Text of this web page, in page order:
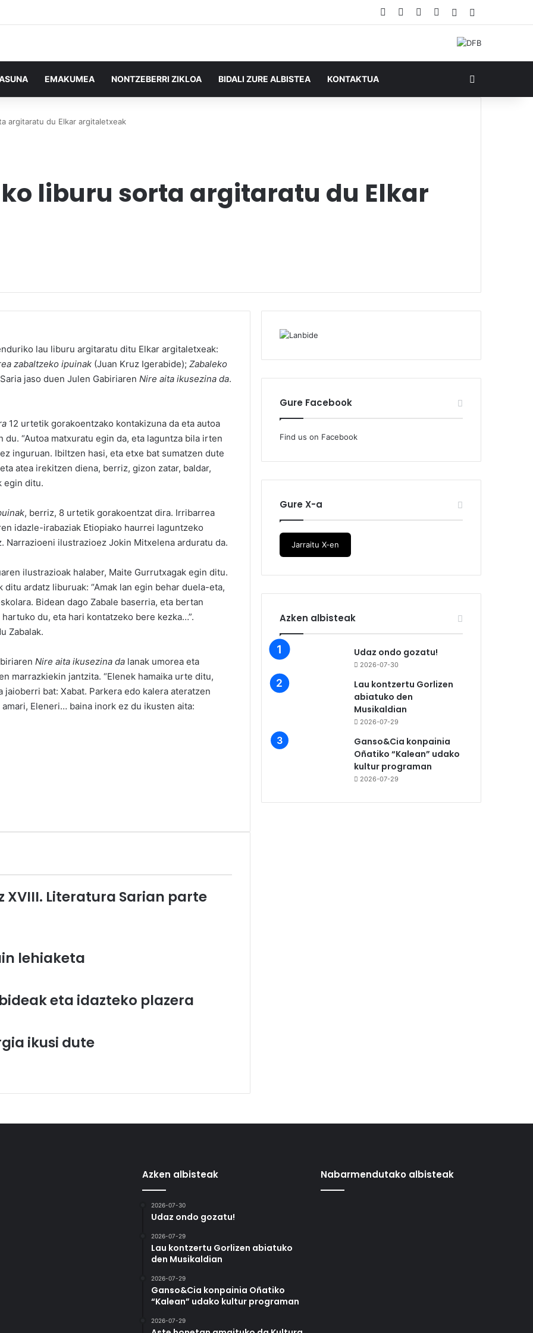
Facebook YouTube
RSS Ausazko
EMAKUMEA NONTZEBERRI ZIKLOA BIDALI ZURE ALBISTEA KONTAKTUA
argitaratu du Elkar argitaletxeak
liburu sorta argitaratu du Elkar
lau liburu argitaratu ditu Elkar argitaletxeak:
zabaltzeko ipuinak (Juan Kruz Igerabide); Zabaleko
jaso duen Julen Gabiriaren Nire aita ikusezina da.
12 urtetik gorakoentzako kontakizuna da eta autoa
“Autoa matxuratu egin da, eta laguntza bila irten
inguruan. Ibiltzen hasi, eta etxe bat sumatzen dute
atea irekitzen diena, berriz, gizon zatar, baldar,
egin ditu.
, berriz, 8 urtetik gorakoentzat dira. Irribarrea
idazle-irabaziak Etiopiako haurrei laguntzeko
Narrazioeni ilustrazioez Jokin Mitxelena arduratu da.
ilustrazioak halaber, Maite Gurrutxagak egin ditu.
ardatz liburuak: “Amak lan egin behar duela-eta,
Bidean dago Zabale baserria, eta bertan
du, eta hari kontatzeko bere kezka…”.
Zabalak.
Nire aita ikusezina da lanak umorea eta
marrazkiekin jantzita. “Elenek hamaika urte ditu,
bat: Xabat. Parkera edo kalera ateratzen
Eleneri… baina inork ez du ikusten aita:
Literatura Sarian parte
lehiaketa
eta idazteko plazera
ikusi dute
Gure Facebook
Find us on Facebook
Gure X-a
Jarraitu X-en
Azken albisteak
Udaz ondo gozatu!
2026-07-30
Lau kontzertu Gorlizen
abiatuko den
Musikaldian
2026-07-29
Ganso&Cia konpainia
Oñatiko “Kalean” udako
kultur programan
2026-07-29
Azken albisteak
2026-07-30
Udaz ondo gozatu!
2026-07-29
Lau kontzertu Gorlizen abiatuko
den Musikaldian
2026-07-29
Ganso&Cia konpainia Oñatiko
“Kalean” udako kultur programan
2026-07-29
Nabarmendutako albisteak